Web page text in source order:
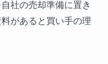
社の売却準備に置き
があると買い手の理